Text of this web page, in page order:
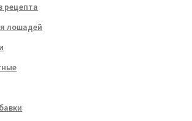
рецепта
лошадей